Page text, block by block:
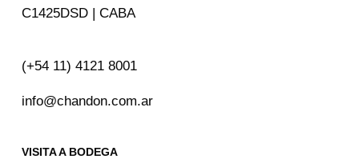
C1425DSD | CABA
(+54 11) 4121 8001
info@chandon.com.ar
VISITA A BODEGA